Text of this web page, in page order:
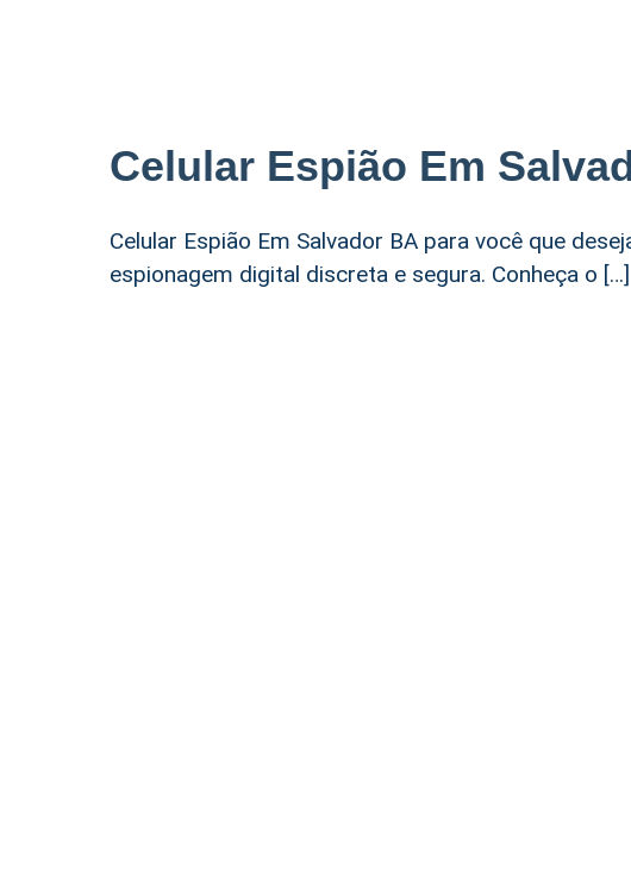
Celular Espião Em
Celular Espião Em Salvador BA para você que
espionagem digital discreta e segura. Conheça o […]